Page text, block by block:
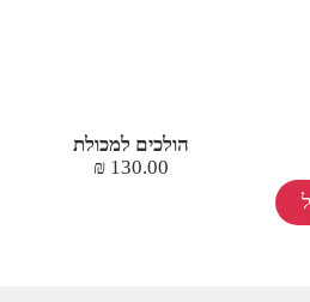
הולכים למכולת
130.00
₪